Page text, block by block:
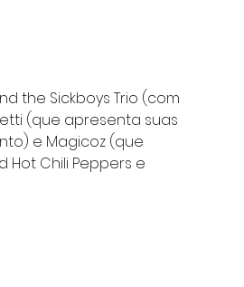
the Sickboys Trio (com
(que apresenta suas
e Magicoz (que
Hot Chili Peppers e